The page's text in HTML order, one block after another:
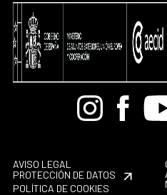
BandcampInstagram
AVISO LEGAL
PROTECCIÓN DE DATOS
POLÍTICA DE COOKIES